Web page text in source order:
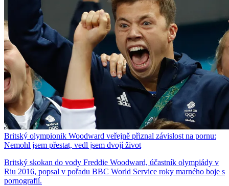
Britský olympionik Woodward veřejně přiznal závislost na pornu:
Nemohl jsem přestat, vedl jsem dvojí život
Britský skokan do vody Freddie Woodward, účastník olympiády v
Riu 2016, popsal v pořadu BBC World Service roky marného boje s
pornografií.